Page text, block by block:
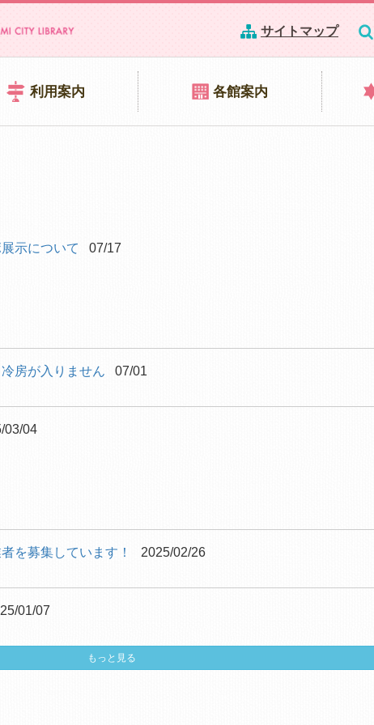
サイトマップ
利用案内 各館案内
示について 07/17
房が入りません 07/01
03/04
を募集しています！ 2025/02/26
01/07
もっと見る